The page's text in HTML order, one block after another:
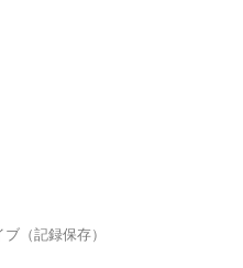
（記録保存）